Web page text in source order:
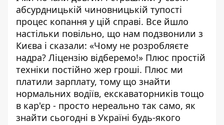
абсурдницькій чиновницькій тупості
процес копання у цій справі. Все йшло
настільки повільно, що нам подзвонили з
Києва і сказали: «Чому не розробляєте
надра? Ліцензію відберемо!» Плюс простій
техніки постійно жер гроші. Плюс ми
платили зарплату, тому що знайти
нормальних водіїв, екскаваторників тощо
в кар'єр - просто нереально так само, як
знайти сьогодні в Україні будь-якого